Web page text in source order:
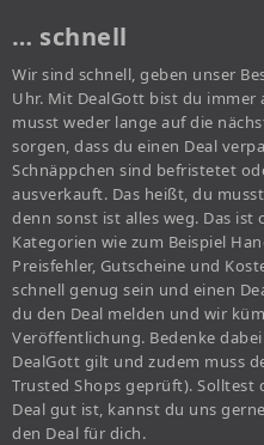
… schnell
Wir sind schnell, geben unser
Uhr. Mit DealGott bist du immer
musst weder lange auf die
sorgen, dass du einen Deal
Schnäppchen sind befristetet
ausverkauft. Das heißt, du
denn sonst ist alles weg. Das ist
Kategorien wie zum Beispiel
Preisfehler, Gutscheine und
schnell genug sein und einen
du den Deal melden und wir
Veröffentlichung. Bedenke
DealGott gilt und zudem muss
Trusted Shops geprüft). Solltest
Deal gut ist, kannst du uns
den Deal für dich.